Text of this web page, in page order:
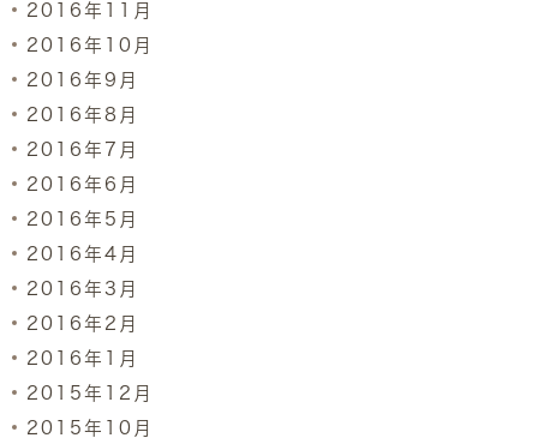
2016年11月
2016年10月
2016年9月
2016年8月
2016年7月
2016年6月
2016年5月
2016年4月
2016年3月
2016年2月
2016年1月
2015年12月
2015年10月